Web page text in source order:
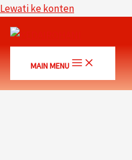
Lewati ke konten
MAIN MENU